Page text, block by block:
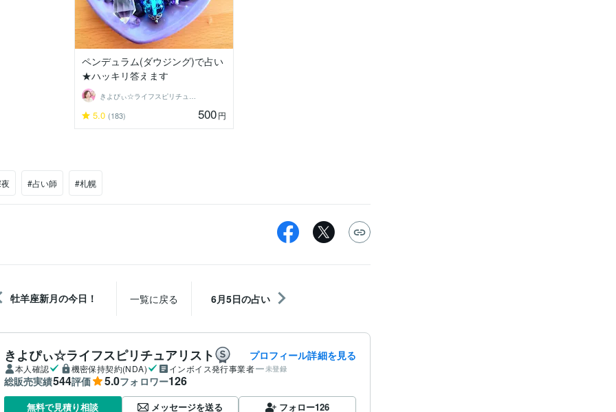
ペンデュラム(ダウジング)で占い
★ハッキリ答えます
きよぴぃ☆ライフスピリチュアリスト
5.0 (183) 500円
#占い師 #札幌
牡羊座新月の今日！ 一覧に戻る 6月5日の占い
きよぴぃ☆ライフスピリチュアリスト プロフィール詳細を見る
本人確認 機密保持契約(NDA) インボイス発行事業者 未登録
総販売実績544評価 5.0フォロワー126
無料で見積り相談 メッセージを送る フォロー126